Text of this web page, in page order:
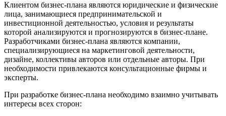
Клиентом бизнес-плана являются юридические и физические
лица, занимающиеся предпринимательской и
инвестиционной деятельностью, условия и результаты
которой анализируются и прогнозируются в бизнес-плане.
Разработчиками бизнес-плана являются компании,
специализирующиеся на маркетинговой деятельности,
дизайне, коллективы авторов или отдельные авторы. При
необходимости привлекаются консультационные фирмы и
эксперты.
При разработке бизнес-плана необходимо взаимно учитывать
интересы всех сторон: